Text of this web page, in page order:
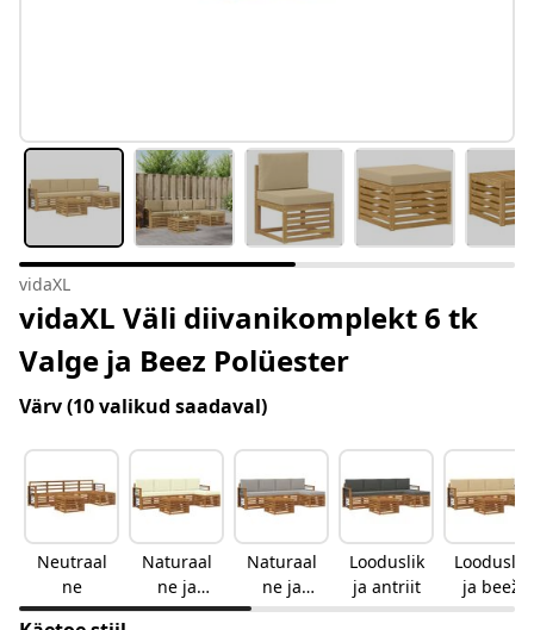
vidaXL
vidaXL Väli diivanikomplekt 6 tk
Valge ja Beez Polüester
Värv(10 valikud saadaval)
Neutraal
ne
Naturaal
ne ja
kreemjas
Naturaal
ne ja
helehall
Looduslik
ja antriit
Looduslik
ja beež